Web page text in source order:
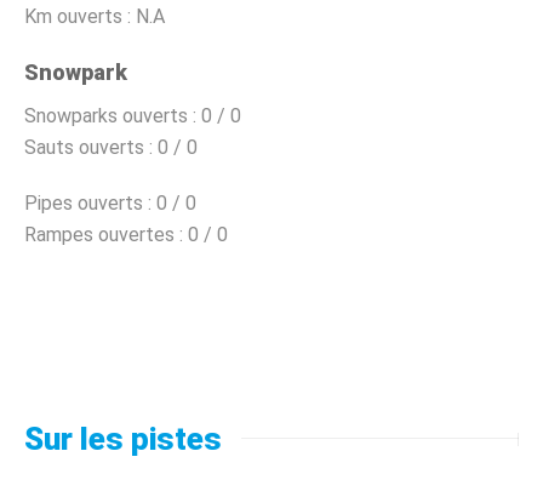
Km ouverts : N.A
Snowpark
Snowparks ouverts : 0 / 0
Sauts ouverts : 0 / 0
Pipes ouverts : 0 / 0
Rampes ouvertes : 0 / 0
Sur les pistes